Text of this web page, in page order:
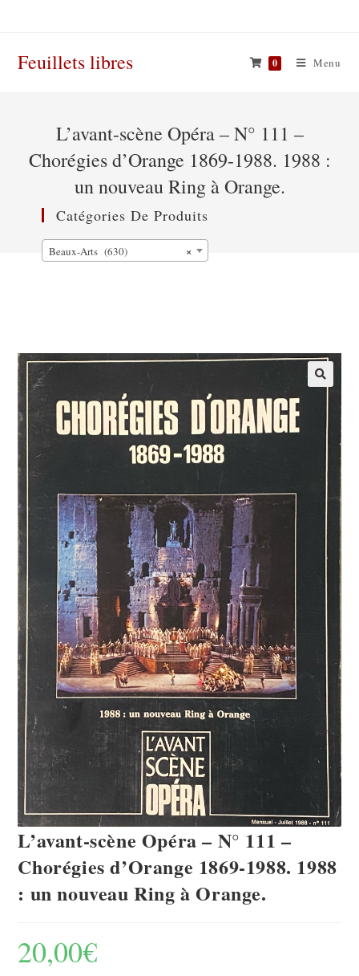
Feuillets libres 0 Menu
L’avant-scène Opéra – N° 111 –
Chorégies d’Orange 1869-1988. 1988 :
un nouveau Ring à Orange.
L’avant-scène Opéra – N° 111 –
Chorégies d’Orange 1869-1988. 1988
: un nouveau Ring à Orange.
20,00€
Catégories De Produits
×
Beaux-Arts (630)